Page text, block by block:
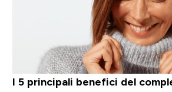
I 5 principali benefici del